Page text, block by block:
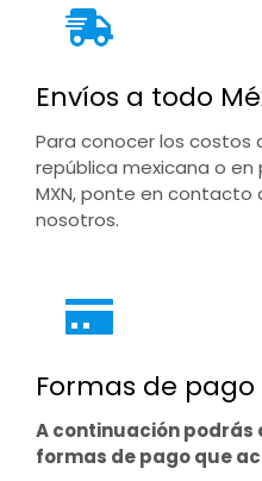
Envíos a todo
Para conocer los costos
república mexicana o en
MXN, ponte en
nosotros.
Formas de
A continuación podrás
formas de pago que